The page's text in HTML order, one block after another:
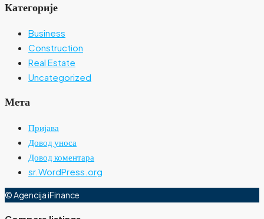
Категорије
Business
Construction
Real Estate
Uncategorized
Мета
Пријава
Довод уноса
Довод коментара
sr.WordPress.org
© Agencija iFinance